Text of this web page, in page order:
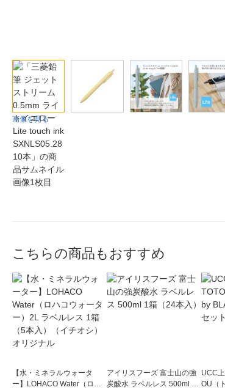
画像を見る
こちらの商品もおすすめ
【水・ミネラルウォータ
ー】LOHACO Water（ロハ
アイリスフーズ 富士山の強
炭酸水 ラベルレス 500ml 1
UCC
OU（